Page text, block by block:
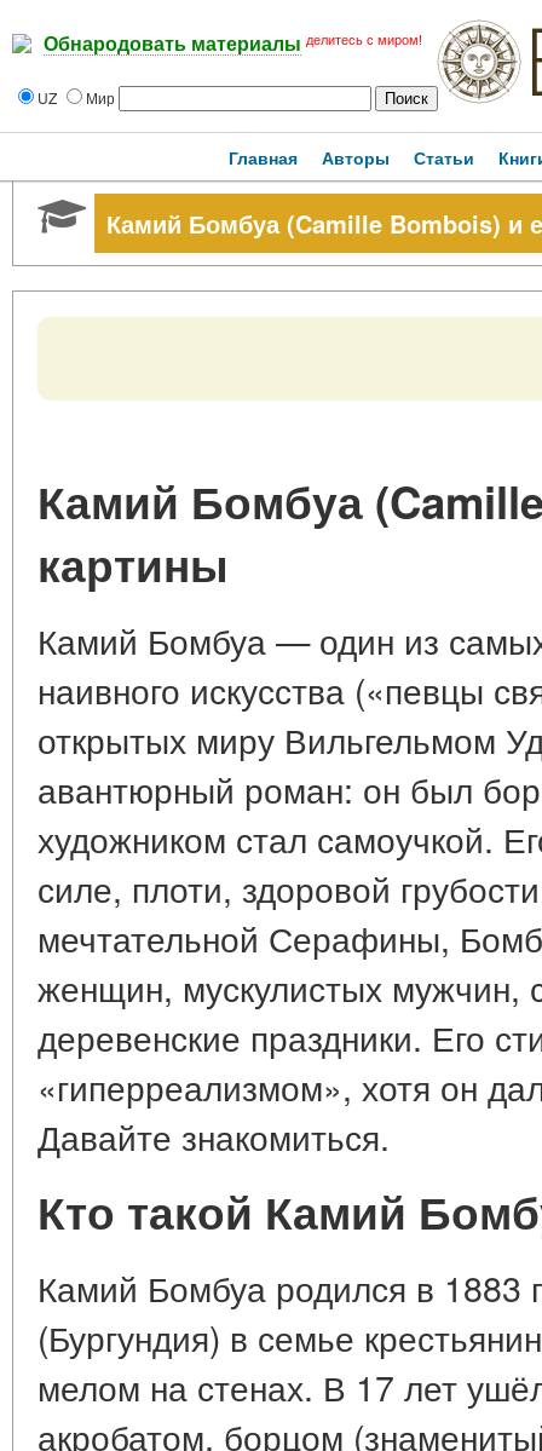
Обнародовать материалы делитесь с миром!
UZ Мир
Главная Авторы Статьи
Камий Бомбуа (Camille Bombois) и
Камий Бомбуа
картины
Камий Бомбуа — один из
наивного искусства («певцы
открытых миру Вильгельмом
авантюрный роман: он был
художником стал самоучкой.
силе, плоти, здоровой
мечтательной Серафины,
женщин, мускулистых мужчин,
деревенские праздники. Его
«гиперреализмом», хотя он
Давайте знакомиться.
Кто такой Камий
Камий Бомбуа родился в 1883
(Бургундия) в семье
мелом на стенах. В 17 лет
акробатом, борцом